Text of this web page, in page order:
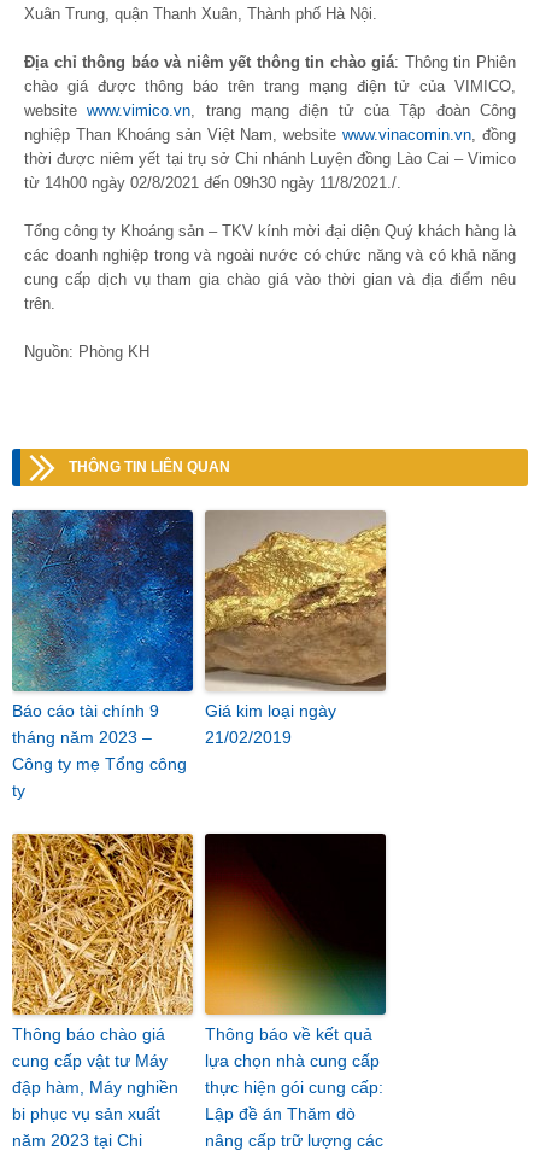
Xuân Trung, quận Thanh Xuân, Thành phố Hà Nội.
Địa chỉ thông báo và niêm yết thông tin chào giá: Thông tin Phiên
chào giá được thông báo trên trang mạng điện tử của VIMICO,
websitewww.vimico.vn, trang mạng điện tử của Tập đoàn Công
nghiệp Than Khoáng sản Việt Nam, websitewww.vinacomin.vn, đồng
thời được niêm yết tại trụ sở Chi nhánh Luyện đồng Lào Cai – Vimico
từ 14h00 ngày 02/8/2021 đến 09h30 ngày 11/8/2021./.
Tổng công ty Khoáng sản – TKV kính mời đại diện Quý khách hàng là
các doanh nghiệp trong và ngoài nước có chức năng và có khả năng
cung cấp dịch vụ tham gia chào giá vào thời gian và địa điểm nêu
trên.
Nguồn: Phòng KH
THÔNG TIN LIÊN QUAN
Báo cáo tài chính 9
tháng năm 2023 –
Công ty mẹ Tổng công
ty
Giá kim loại ngày
21/02/2019
Thông báo chào giá
cung cấp vật tư Máy
đập hàm, Máy nghiền
bi phục vụ sản xuất
năm 2023 tại Chi
Thông báo về kết quả
lựa chọn nhà cung cấp
thực hiện gói cung cấp:
Lập đề án Thăm dò
nâng cấp trữ lượng các